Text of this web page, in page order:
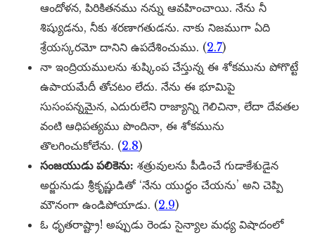
ఆందోళన, పిరికితనము నన్ను ఆవహించాయి. నేను నీ
శిష్యుడను, నీకు శరణాగతుడను. నాకు నిజముగా ఏది
శ్రేయస్కరమో దానిని ఉపదేశించుము. (2.7)
నా ఇంద్రియములను శుష్కింప చేస్తున్న ఈ శోకమును పోగొట్టే
ఉపాయమేదీ తోచటం లేదు. నేను ఈ భూమిపై
సుసంపన్నమైన, ఎదురులేని రాజ్యాన్ని గెలిచినా, లేదా దేవతల
వంటి ఆధిపత్యము పొందినా, ఈ శోకమును
తొలగించుకోలేను. (2.8)
సంజయుడు పలికెను: శత్రువులను పీడించే గుడాకేశుడైన
అర్జునుడు శ్రీకృష్ణుడితో ‘నేను యుద్ధం చేయను’ అని చెప్పి
మౌనంగా ఉండిపోయాడు. (2.9)
ఓ ధృతరాష్ట్రా! అప్పుడు రెండు సైన్యాల మధ్య విషాదంలో